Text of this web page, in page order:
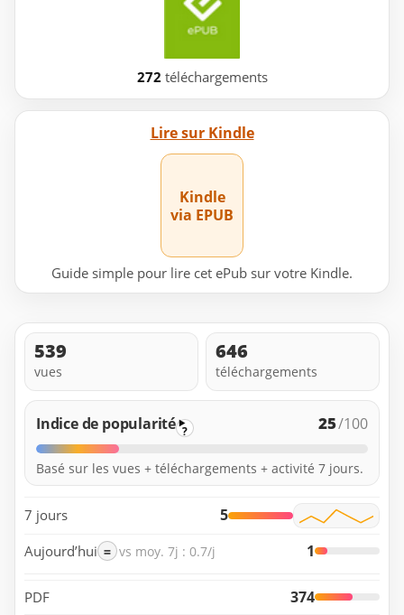
272 téléchargements
Lire sur Kindle
Kindle
via EPUB
Guide simple pour lire cet ePub sur votre Kindle.
539
vues
646
téléchargements
Indice de popularité ? 25/100
Basé sur les vues + téléchargements + activité 7 jours.
7 jours 5
Aujourd’hui = vs moy. 7j : 0.7/j 1
PDF 374